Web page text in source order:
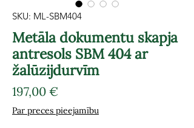
SKU: ML-SBM404
Metāla dokumentu skapja
antresols SBM 404 ar
žalūzijdurvīm
197,00 €Cena
Par preces pieejamību